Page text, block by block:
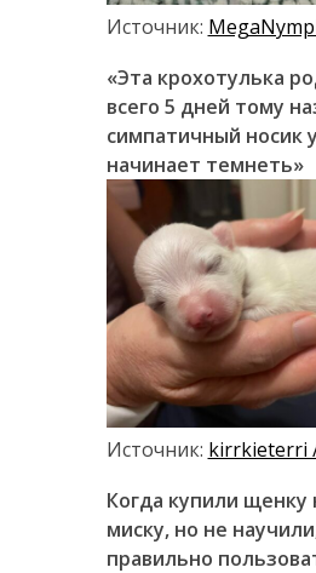
Источник:
«Эта крохотулька
всего 5 дней тому
симпатичный носик
начинает темнеть»
Источник: kirrkieterri
Когда купили щенку
миску, но не
правильно